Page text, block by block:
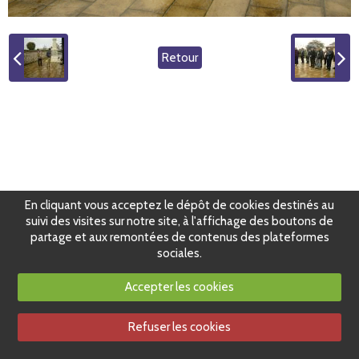
Retour
En cliquant vous acceptez le dépôt de cookies destinés au
suivi des visites sur notre site, à l'affichage des boutons de
partage et aux remontées de contenus des plateformes
sociales.
Accepter les cookies
Refuser les cookies